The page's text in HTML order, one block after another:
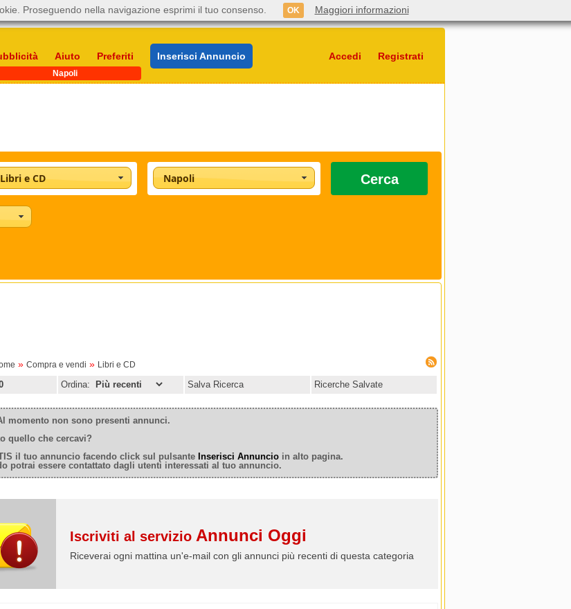
Aiuto Preferiti Inserisci Annuncio Accedi Registrati
Napoli
e CD Napoli Cerca
» Compra e vendi » Libri e CD
Ordina: Salva Ricerca Ricerche Salvate
momento non sono presenti annunci.
quello che cercavi?
il tuo annuncio facendo click sul pulsante Inserisci Annuncio in alto pagina.
potrai essere contattato dagli utenti interessati al tuo annuncio.
Iscriviti al servizio Annunci Oggi
Riceverai ogni mattina un'e-mail con gli annunci più recenti di questa categoria
Proseguendo nella navigazione esprimi il tuo consenso. OK Maggiori informazioni